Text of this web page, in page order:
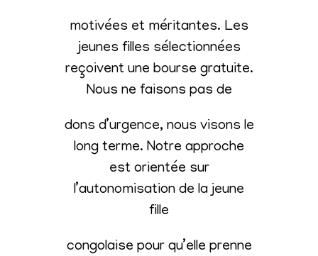
motivées et méritantes. Les
jeunes filles sélectionnées
reçoivent une bourse gratuite.
Nous ne faisons pas de
dons d’urgence, nous visons le
long terme. Notre approche
est orientée sur
l’autonomisation de la jeune
fille
congolaise pour qu’elle prenne